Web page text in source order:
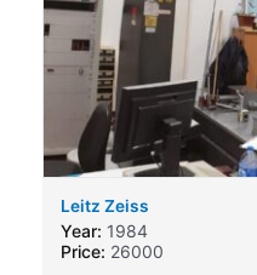
Leitz Zeiss
Year: 1984
Price: 26000